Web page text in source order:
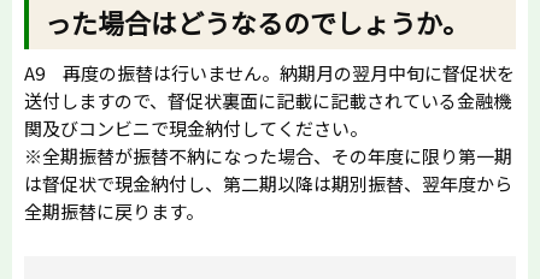
った場合はどうなるのでしょうか。
A9 再度の振替は行いません。納期月の翌月中旬に督促状を
送付しますので、督促状裏面に記載に記載されている金融機
関及びコンビニで現金納付してください。
※全期振替が振替不納になった場合、その年度に限り第一期
は督促状で現金納付し、第二期以降は期別振替、翌年度から
全期振替に戻ります。